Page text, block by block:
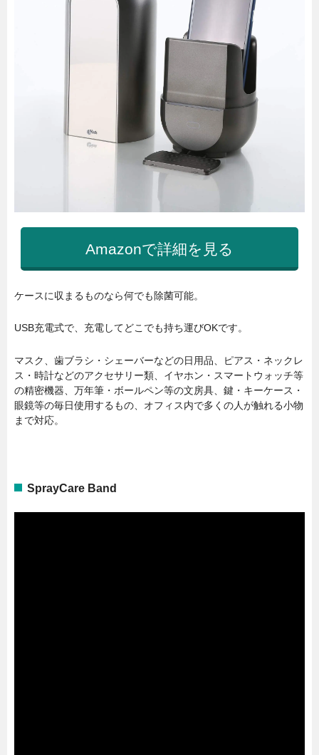
Amazonで詳細を見る
ケースに収まるものなら何でも除菌可能。
USB充電式で、充電してどこでも持ち運びOKです。
マスク、歯ブラシ・シェーバーなどの日用品、ピアス・ネックレ
ス・時計などのアクセサリー類、イヤホン・スマートウォッチ等
の精密機器、万年筆・ボールペン等の文房具、鍵・キーケース・
眼鏡等の毎日使用するもの、オフィス内で多くの人が触れる小物
まで対応。
SprayCare Band